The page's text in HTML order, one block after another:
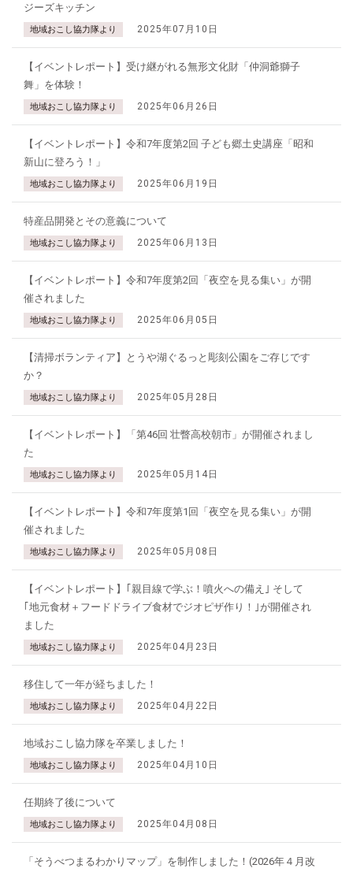
ジーズキッチン
地域おこし協力隊より 2025年07月10日
【イベントレポート】受け継がれる無形文化財「仲洞爺獅子
舞」を体験！
地域おこし協力隊より 2025年06月26日
【イベントレポート】令和7年度第2回 子ども郷土史講座「昭和
新山に登ろう！」
地域おこし協力隊より 2025年06月19日
特産品開発とその意義について
地域おこし協力隊より 2025年06月13日
【イベントレポート】令和7年度第2回「夜空を見る集い」が開
催されました
地域おこし協力隊より 2025年06月05日
【清掃ボランティア】とうや湖ぐるっと彫刻公園をご存じです
か？
地域おこし協力隊より 2025年05月28日
【イベントレポート】「第46回 壮瞥高校朝市」が開催されまし
た
地域おこし協力隊より 2025年05月14日
【イベントレポート】令和7年度第1回「夜空を見る集い」が開
催されました
地域おこし協力隊より 2025年05月08日
【イベントレポート】｢親目線で学ぶ！噴火への備え｣ そして
｢地元食材＋フードドライブ食材でジオピザ作り！｣が開催され
ました
地域おこし協力隊より 2025年04月23日
移住して一年が経ちました！
地域おこし協力隊より 2025年04月22日
地域おこし協力隊を卒業しました！
地域おこし協力隊より 2025年04月10日
任期終了後について
地域おこし協力隊より 2025年04月08日
「そうべつまるわかりマップ」を制作しました！(2026年４月改